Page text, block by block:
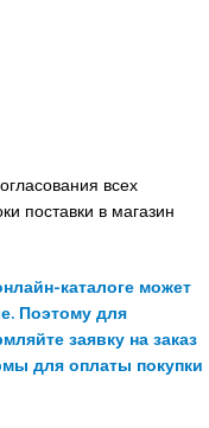
всех
поставки в магазин
каталоге может
Поэтому для
заявку на заказ
для оплаты покупки